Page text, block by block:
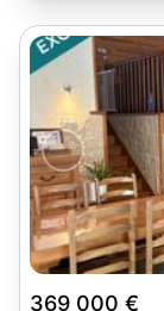
369 000 €